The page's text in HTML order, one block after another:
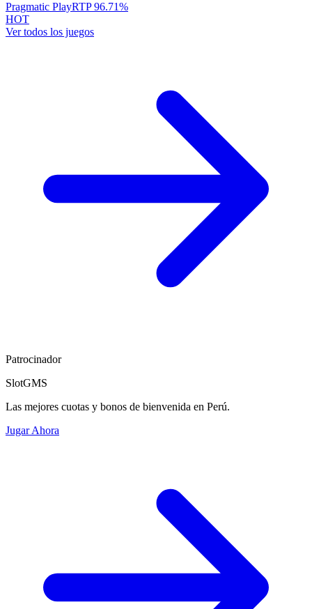
Pragmatic PlayRTP96.71%
HOT
Ver todos los juegos
Patrocinador
SlotGMS
Las mejores cuotas y bonos de bienvenida en Perú.
Jugar Ahora